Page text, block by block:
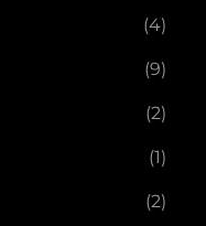
(4)
(9)
(2)
(1)
(2)